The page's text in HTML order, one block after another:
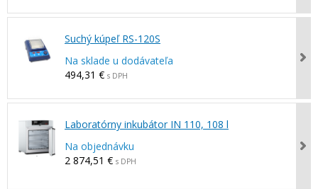
Suchý kúpeľ RS-120S
Na sklade u dodávateľa
494,31 € s DPH
Laboratórny inkubátor IN 110, 108 l
Na objednávku
2 874,51 € s DPH